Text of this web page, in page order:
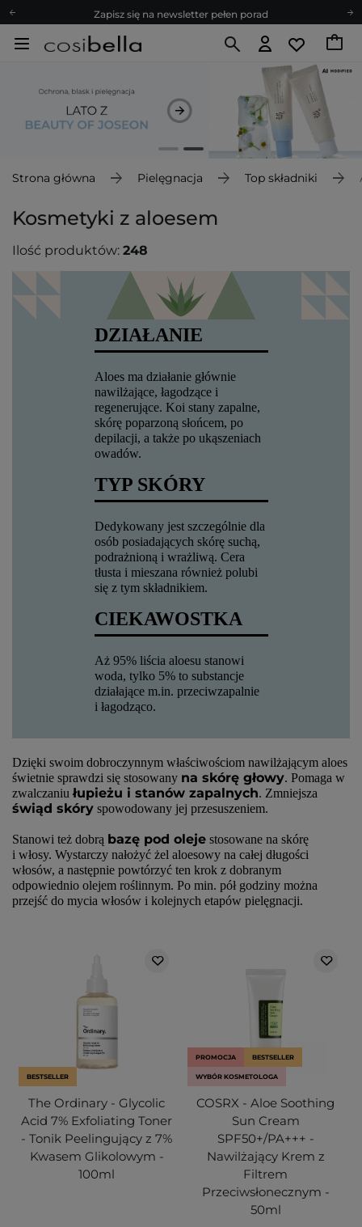
Zapisz się na newsletter pełen porad
Bezpłatne konsultacje kosmetologiczne
Poleć nas i zyskaj jeszcze więcej punktów
Zapisz się na newsletter pełen porad
Strona główna Pielęgnacja Top składniki
Kosmetyki z aloesem
Ilość produktów: 248
DZIAŁANIE
Aloes ma działanie głównie
nawilżające, łagodzące i
regenerujące. Koi stany zapalne,
skórę poparzoną słońcem, po
depilacji, a także po ukąszeniach
owadów.
TYP SKÓRY
Dedykowany jest szczególnie dla
osób posiadających skórę suchą,
podrażnioną i wrażliwą. Cera
tłusta i mieszana również polubi
się z tym składnikiem.
CIEKAWOSTKA
Aż 95% liścia aloesu stanowi
woda, tylko 5% to substancje
działające m.in. przeciwzapalnie
i łagodząco.
Dzięki swoim dobroczynnym właściwościom nawilżającym aloes
świetnie sprawdzi się stosowany na skórę głowy. Pomaga w
zwalczaniu łupieżu i stanów zapalnych. Zmniejsza
świąd skóry spowodowany jej przesuszeniem.
Stanowi też dobrą bazę pod oleje stosowane na skórę
i włosy. Wystarczy nałożyć żel aloesowy na całej długości
włosów, a następnie powtórzyć ten krok z dobranym
odpowiednio olejem roślinnym. Po min. pół godziny można
przejść do mycia włosów i kolejnych etapów pielęgnacji.
BESTSELLER
The Ordinary - Glycolic
Acid 7% Exfoliating Toner
- Tonik Peelingujący z 7%
Kwasem Glikolowym -
100ml
PROMOCJA BESTSELLER
WYBÓR KOSMETOLOGA
COSRX - Aloe Soothing
Sun Cream
SPF50+/PA+++ -
Nawilżający Krem z
Filtrem
Przeciwsłonecznym -
50ml